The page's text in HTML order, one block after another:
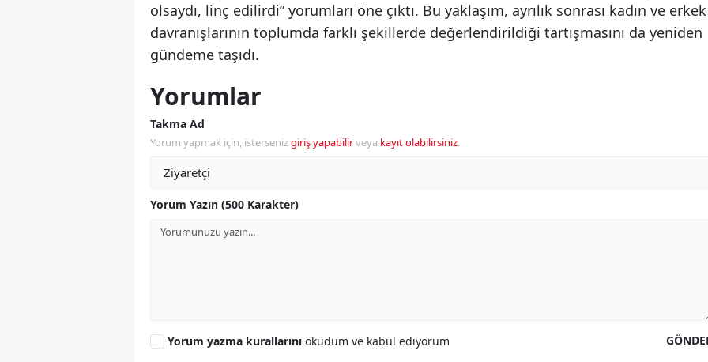
olsaydı, linç edilirdi” yorumları öne çıktı. Bu yaklaşım, ayrılık sonrası kadın ve erkek
davranışlarının toplumda farklı şekillerde değerlendirildiği tartışmasını da yeniden
gündeme taşıdı.
Yorumlar
Takma Ad
Yorum yapmak için, istersenizgiriş yapabilirveya kayıt olabilirsiniz.
Yorum Yazın (500 Karakter)
Yorum yazma kurallarını okudum ve kabul ediyorum